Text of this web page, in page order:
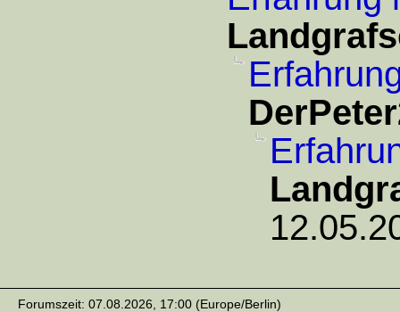
Forumszeit: 07.08.2026, 17:00 (Europe/Berlin)